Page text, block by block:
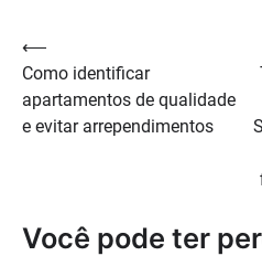
Navegação
de
Post
⟵
Como identificar
apartamentos de qualidade
e evitar arrependimentos
Você pode ter